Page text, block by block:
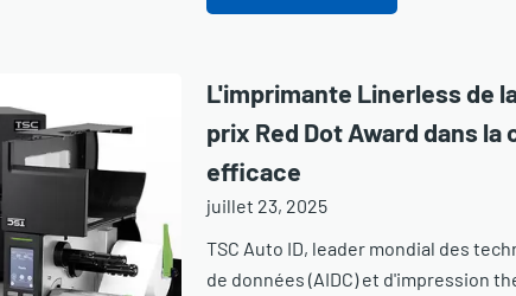
L'imprimante Linerless de
prix Red Dot Award dans
efficace
juillet 23, 2025
TSC Auto ID, leader mondial des
de données (AIDC) et d'impression